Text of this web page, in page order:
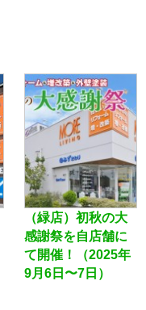
（緑店）初秋の大
感謝祭を自店舗に
て開催！（2025年
9月6日〜7日）